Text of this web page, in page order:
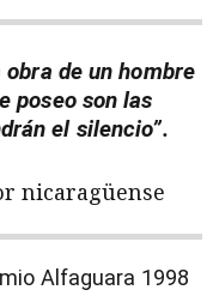
de un hombre
poseo son las
el silencio”.
nicaragüense
Alfaguara 1998